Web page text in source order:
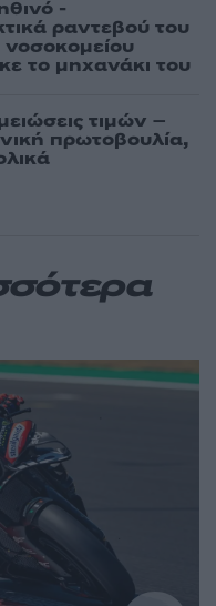
-
ραντεβού του
νοσοκομείου
το μηχανάκι του
τιμών –
πρωτοβουλία,